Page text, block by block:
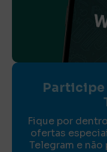
Participe
Fique por
ofertas
Telegram e não